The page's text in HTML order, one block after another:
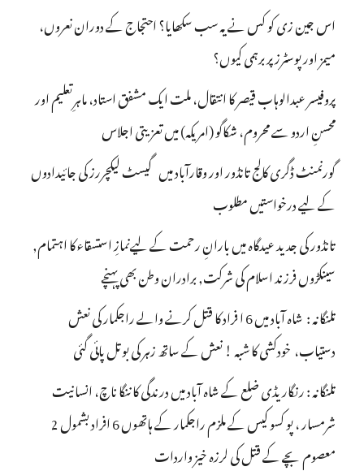
اس جین زی کو کس نے یہ سب سکھایا؟ احتجاج کے دوران نعروں،
میمز اور پوسٹرز پر برہمی کیوں؟
پروفیسر عبدالوہاب قیصر کا انتقال، ملت ایک مشفق استاد، ماہرِتعلیم اور
محسنِ اردو سے محروم، شکاگو (امریکہ) میں تعزیتی اجلاس
گورنمنٹ ڈگری کالج تانڈور اور وقارآباد میں گیسٹ لیکچررز کی جائیدادوں
کے لیے درخواستیں مطلوب
تانڈور کی جدید عیدگاہ میں بارانِ رحمت کے لیےنمازِ استسقاء کا اہتمام,
سینکڑوں فرزند اسلام کی شرکت, برادران وطن بھی پہنچے
تلنگانہ : شاہ آباد میں 6 ا فراد کا قتل کرنے والے راجکمار کی نعش
دستیاب، خودکشی کا شبہ ! نعش کے ساتھ زہر کی بوتل پائی گئی
تلنگانہ : رنگاریڈی ضلع کے شاہ آباد میں درندگی کا ننگا ناچ، انسانیت
شرمسار ، پو کسو کیس کے ملزم راجکمار کے ہاتھوں 6 افراد بشمول 2
معصوم بچے کے قتل کی لرزہ خیز واردات